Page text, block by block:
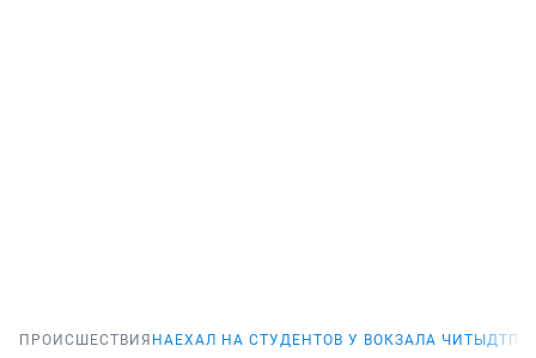
ПРОИСШЕСТВИЯ НАЕХАЛ НА СТУДЕНТОВ У ВОКЗАЛА ЧИТЫ ДТП